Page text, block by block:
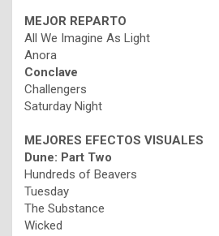
MEJOR REPARTO
All We Imagine As Light
Anora
Conclave
Challengers
Saturday Night
MEJORES EFECTOS VISUALES
Dune: Part Two
Hundreds of Beavers
Tuesday
The Substance
Wicked